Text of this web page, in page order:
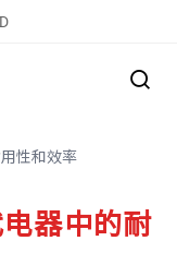
性和效率
器中的耐